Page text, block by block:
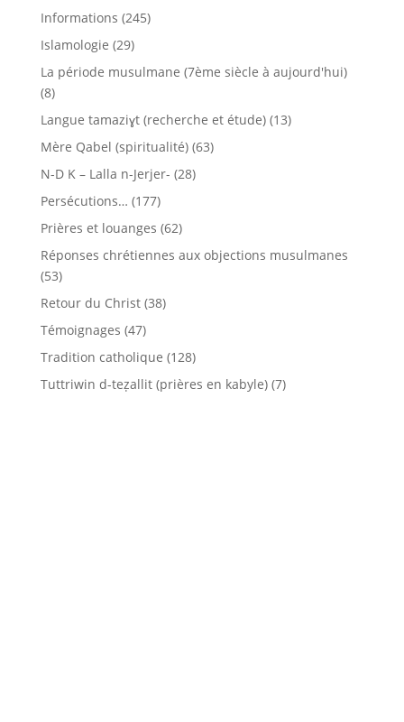
Informations (245)
Islamologie (29)
La période musulmane (7ème siècle à aujourd'hui)
(8)
Langue tamaziɣt (recherche et étude)(13)
Mère Qabel (spiritualité)(63)
N-D K – Lalla n-Jerjer- (28)
Persécutions… (177)
Prières et louanges (62)
Réponses chrétiennes aux objections musulmanes
(53)
Retour du Christ(38)
Témoignages (47)
Tradition catholique (128)
Tuttriwin d-teẓallit (prières en kabyle)(7)